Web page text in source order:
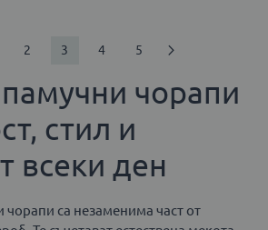
Страница
Страница
2
В
четете
страница
3 Страница
4 Страница
5
чорапи
стил и
всеки ден
са незаменима част от